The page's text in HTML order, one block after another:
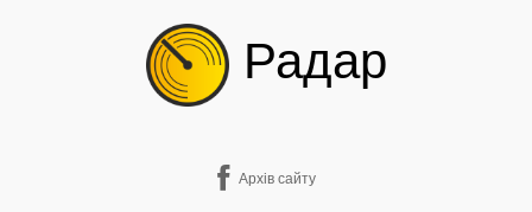
Радар
Архів сайту